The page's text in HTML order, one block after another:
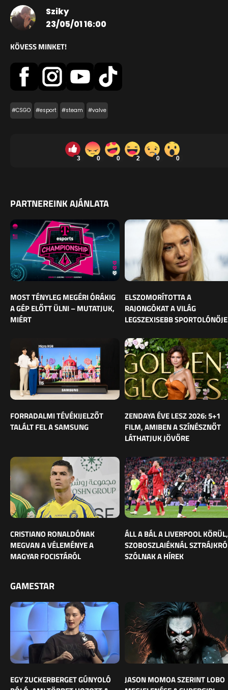
Sziky
23/05/01 16:00
KÖVESS MINKET!
#CSGO #esport #steam #valve
3 0 0 2 0 0
PARTNEREINK AJÁNLATA
MOST TÉNYLEG MEGÉRI ÓRÁKIG
A GÉP ELŐTT ÜLNI – MUTATJUK,
MIÉRT
ELSZOMORÍTOTTA A
RAJONGÓKAT A VILÁG
LEGSZEXISEBB SPORTOLÓNŐJE
FORRADALMI TÉVÉKIJELZŐT
TALÁLT FEL A SAMSUNG
ZENDAYA ÉVE LESZ 2026: 5+1
FILM, AMIBEN A SZÍNÉSZNŐT
LÁTHATJUK JÖVŐRE
CRISTIANO RONALDÓNAK
MEGVAN A VÉLEMÉNYE A
MAGYAR FOCISTÁRÓL
ÁLL A BÁL A LIVERPOOL KÖRÜL,
SZOBOSZLAIÉKNÁL
SZÓLNAK A HÍREK
GAMESTAR
EGY ZUCKERBERGET GÚNYOLÓ
JASON MOMOA SZERINT LOBO